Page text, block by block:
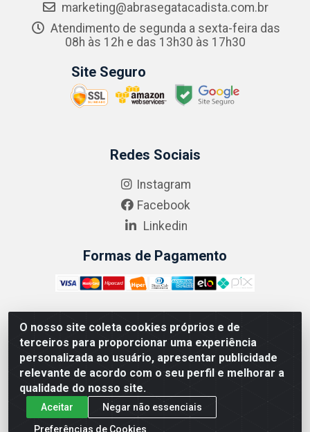
O nosso site coleta cookies próprios e de
terceiros para proporcionar uma experiência
personalizada ao usuário, apresentar publicidade
relevante de acordo com o seu perfil e melhorar a
qualidade do nosso site.
Aceitar
Negar não essenciais
Preferências de Cookies
marketing@abrasegatacadista.com.br
Atendimento de segunda a sexta-feira das
08h às 12h e das 13h30 às 17h30
Site Seguro
Redes Sociais
Instagram
Facebook
Linkedin
Formas de Pagamento
ABRASEG COMÉRCIO ATACADISTA LTDA - CNPJ:
10.894.768/0001-00 - Avenida Lobo Júnior, 1045 -
Penha Circular - Rio de Janeiro - RJ - CEP 21020-124